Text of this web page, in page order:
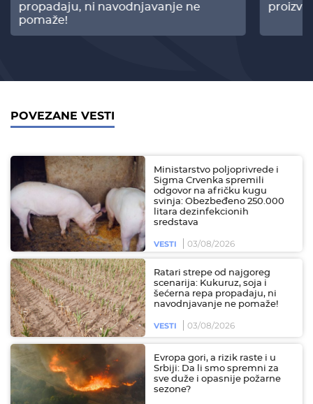
propadaju, ni navodnjavanje ne
pomaže!
POVEZANE VESTI
Ministarstvo poljoprivrede i
Sigma Crvenka spremili
odgovor na afričku kugu
svinja: Obezbeđeno 250.000
litara dezinfekcionih
sredstava
VESTI 03/08/2026
Ratari strepe od najgoreg
scenarija: Kukuruz, soja i
šećerna repa propadaju, ni
navodnjavanje ne pomaže!
VESTI 03/08/2026
Evropa gori, a rizik raste i u
Srbiji: Da li smo spremni za
sve duže i opasnije požarne
sezone?